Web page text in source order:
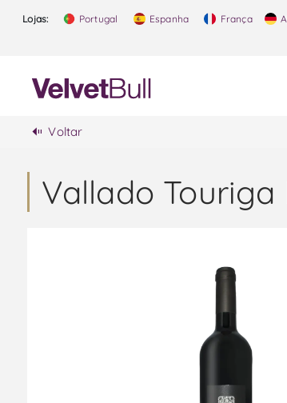
Lojas: Portugal Espanha França
Voltar
Vallado